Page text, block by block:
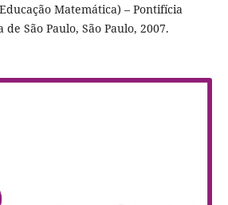
Matemática) – Pontifícia
São Paulo, São Paulo, 2007.